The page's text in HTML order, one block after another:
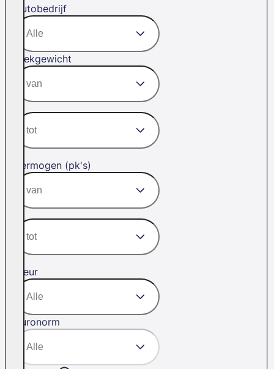
Autobedrijf
Trekgewicht
Vermogen (pk's)
Kleur
Euronorm